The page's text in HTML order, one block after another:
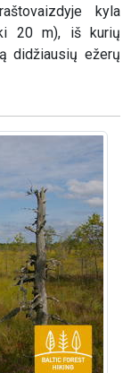
kyla
20 m), iš kurių
didžiausių ežerų